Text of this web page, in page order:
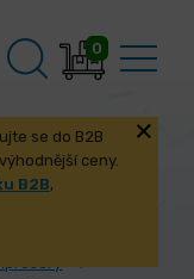
0
se do B2B
ceny.
B2B,